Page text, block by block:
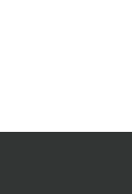
so lange